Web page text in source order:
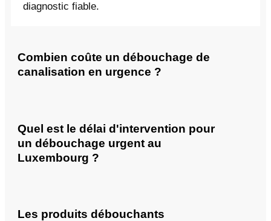
diagnostic fiable.
Combien coûte un débouchage de
canalisation en urgence ?
Quel est le délai d'intervention pour
un débouchage urgent au
Luxembourg ?
Les produits débouchants